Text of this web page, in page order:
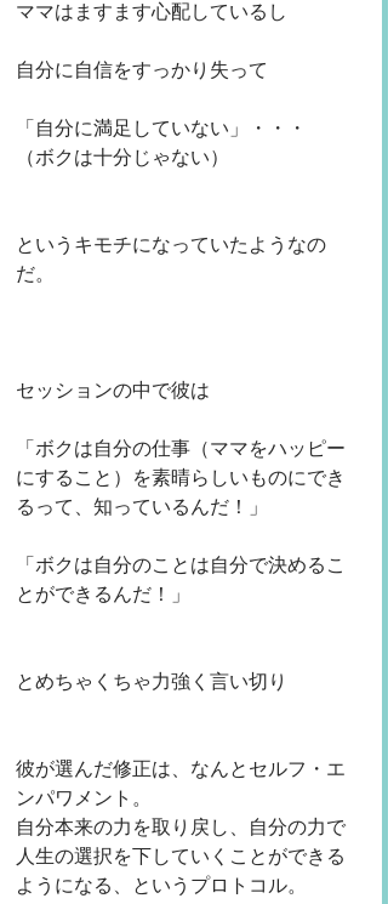
ママはますます心配しているし
自分に自信をすっかり失って
「自分に満足していない」・・・
（ボクは十分じゃない）
というキモチになっていたようなの
だ。
セッションの中で彼は
「ボクは自分の仕事（ママをハッピー
にすること）を素晴らしいものにでき
るって、知っているんだ！」
「ボクは自分のことは自分で決めるこ
とができるんだ！」
とめちゃくちゃ力強く言い切り
彼が選んだ修正は、なんとセルフ・エ
ンパワメント。
自分本来の力を取り戻し、自分の力で
人生の選択を下していくことができる
ようになる、というプロトコル。